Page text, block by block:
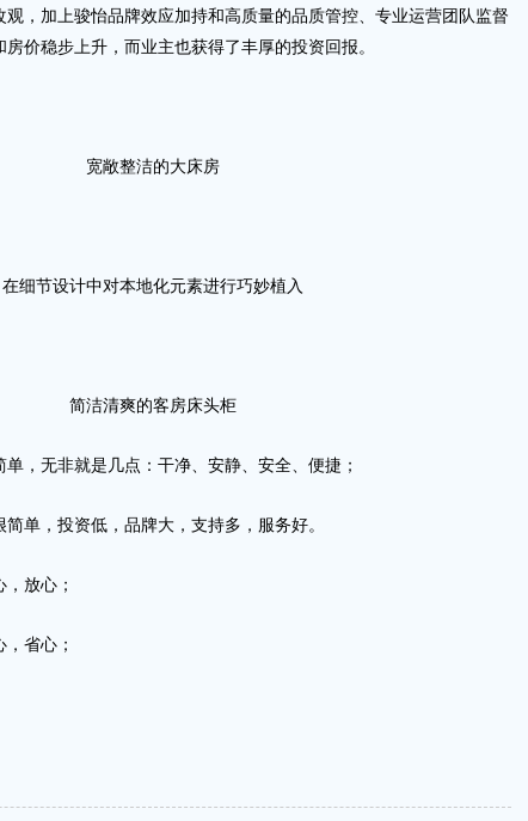
，加上骏怡品牌效应加持和高质量的品质管控、专业运营团队监督
价稳步上升，而业主也获得了丰厚的投资回报。
宽敞整洁的大床房
在细节设计中对本地化元素进行巧妙植入
简洁清爽的客房床头柜
无非就是几点：干净、安静、安全、便捷；
，投资低，品牌大，支持多，服务好。
放心；
省心；